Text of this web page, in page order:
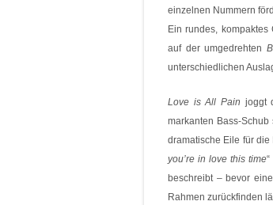
einzelnen Nummern
Ein rundes,
auf der umgedrehten
unterschiedlichen
Love is All Pain joggt
markanten Bass-
dramatische Eile für die
you’re in love this time
beschreibt – bevor
Rahmen zurückfinden